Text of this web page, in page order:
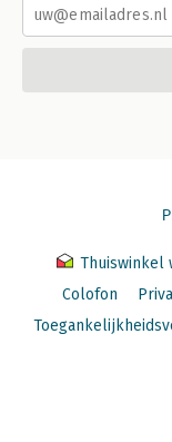
Thuiswinkel
Colofon